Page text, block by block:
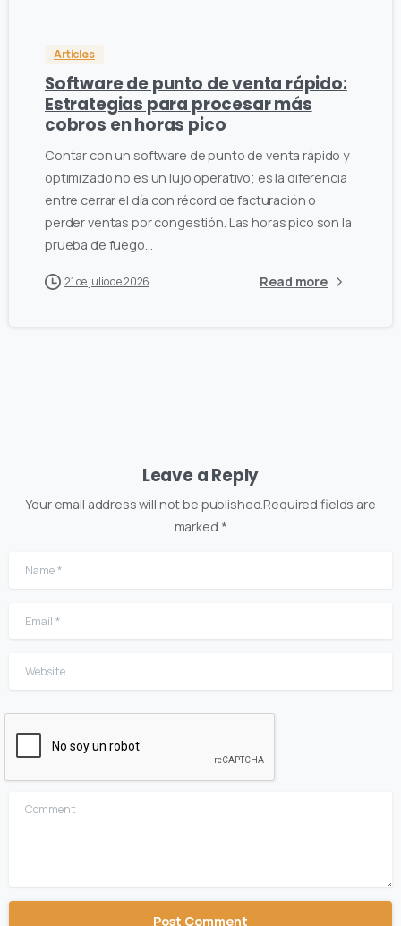
Articles
Software de punto de venta rápido:
Estrategias para procesar más
cobros en horas pico
Contar con un software de punto de venta rápido y
optimizado no es un lujo operativo; es la diferencia
entre cerrar el día con récord de facturación o
perder ventas por congestión. Las horas pico son la
prueba de fuego...
21 de julio de 2026 Read more
Leave a Reply
Your email address will not be published.Required fields are
marked *
Name
Website
Comment